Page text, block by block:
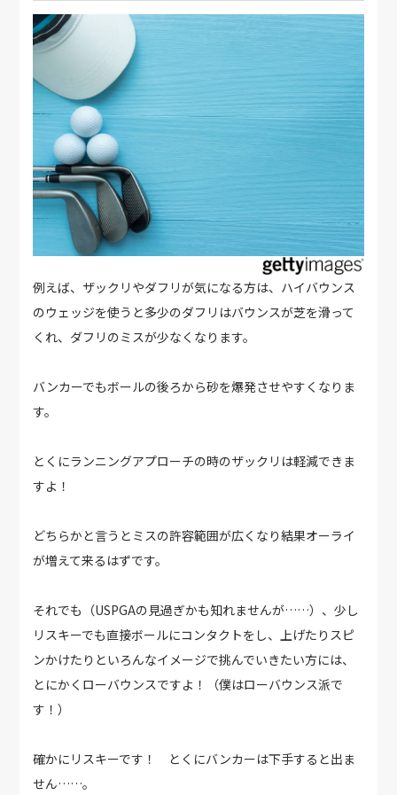
例えば、ザックリやダフリが気になる方は、ハイバウンス
のウェッジを使うと多少のダフリはバウンスが芝を滑って
くれ、ダフリのミスが少なくなります。
バンカーでもボールの後ろから砂を爆発させやすくなりま
す。
とくにランニングアプローチの時のザックリは軽減できま
すよ！
どちらかと言うとミスの許容範囲が広くなり結果オーライ
が増えて来るはずです。
それでも（USPGAの見過ぎかも知れませんが……）、少し
リスキーでも直接ボールにコンタクトをし、上げたりスピ
ンかけたりといろんなイメージで挑んでいきたい方には、
とにかくローバウンスですよ！（僕はローバウンス派で
す！）
確かにリスキーです！ とくにバンカーは下手すると出ま
せん……。